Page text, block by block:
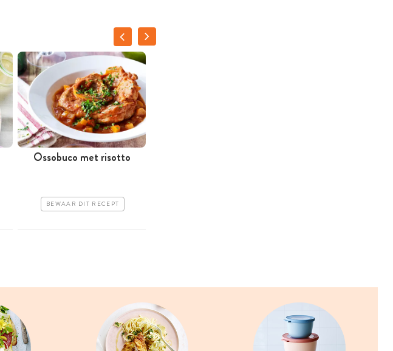
Ossobuco met risotto
BEWAAR DIT RECEPT